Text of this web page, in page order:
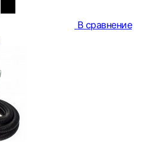
В сравнение